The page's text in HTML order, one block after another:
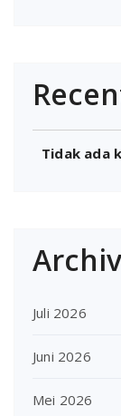
Tidak ada
Juli 2026
Juni 2026
Mei 2026